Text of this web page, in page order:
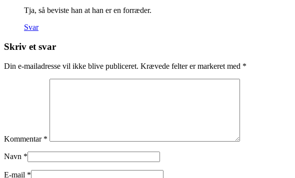
Tja, så beviste han at han er en forræder.
Svar
Skriv et svar
Din e-mailadresse vil ikke blive publiceret. Krævede felter er markeret med *
Kommentar *
Navn *
E-mail *